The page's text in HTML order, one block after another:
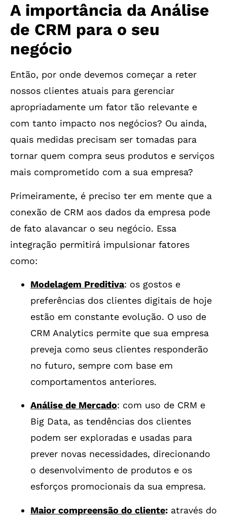
A importância da Análise
de CRM para o seu
negócio
Então, por onde devemos começar a reter
nossos clientes atuais para gerenciar
apropriadamente um fator tão relevante e
com tanto impacto nos negócios? Ou ainda,
quais medidas precisam ser tomadas para
tornar quem compra seus produtos e serviços
mais comprometido com a sua empresa?
Primeiramente, é preciso ter em mente que a
conexão de CRM aos dados da empresa pode
de fato alavancar o seu negócio. Essa
integração permitirá impulsionar fatores
como:
Modelagem Preditiva: os gostos e
preferências dos clientes digitais de hoje
estão em constante evolução. O uso de
CRM Analytics permite que sua empresa
preveja como seus clientes responderão
no futuro, sempre com base em
comportamentos anteriores.
Análise de Mercado: com uso de CRM e
Big Data, as tendências dos clientes
podem ser exploradas e usadas para
prever novas necessidades, direcionando
o desenvolvimento de produtos e os
esforços promocionais da sua empresa.
Maior compreensão do cliente: através do